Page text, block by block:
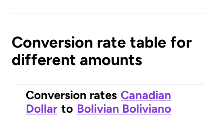
Conversion rate table for
different amounts
Conversion rates Canadian
Dollar to Bolivian Boliviano